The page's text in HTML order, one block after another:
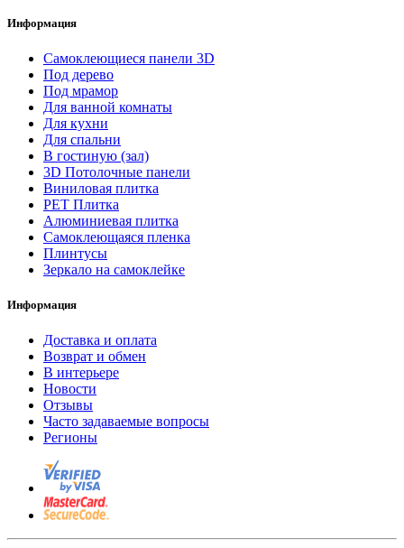
Информация
Самоклеющиеся панели 3D
Под дерево
Под мрамор
Для ванной комнаты
Для кухни
Для спальни
В гостиную (зал)
3D Потолочные панели
Виниловая плитка
PET Плитка
Алюминиевая плитка
Самоклеющаяся пленка
Плинтусы
Зеркало на самоклейке
Информация
Доставка и оплата
Возврат и обмен
В интерьере
Новости
Отзывы
Часто задаваемые вопросы
Регионы